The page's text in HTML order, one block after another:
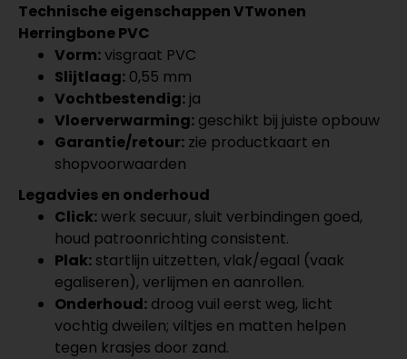
Technische eigenschappen VTwonen
Herringbone PVC
Vorm:visgraat PVC
Slijtlaag: 0,55 mm
Vochtbestendig: ja
Vloerverwarming: geschikt bij juiste opbouw
Garantie/retour: zie productkaart en
shopvoorwaarden
Legadvies en onderhoud
Click:werk secuur, sluit verbindingen goed,
houd patroonrichting consistent.
Plak: startlijn uitzetten, vlak/egaal (vaak
egaliseren), verlijmen en aanrollen.
Onderhoud: droog vuil eerst weg, licht
vochtig dweilen; viltjes en matten helpen
tegen krasjes door zand.